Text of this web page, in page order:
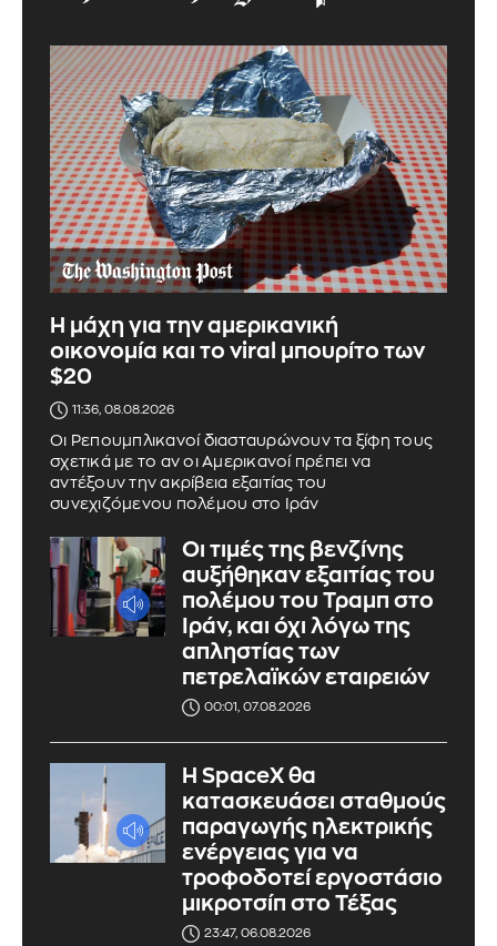
Η μάχη για την αμερικανική
οικονομία και το viral μπουρίτο των
$20
11:36, 08.08.2026
Οι Ρεπουμπλικανοί διασταυρώνουν τα ξίφη τους
σχετικά με το αν οι Αμερικανοί πρέπει να
αντέξουν την ακρίβεια εξαιτίας του
συνεχιζόμενου πολέμου στο Ιράν
Οι τιμές της βενζίνης
αυξήθηκαν εξαιτίας του
πολέμου του Τραμπ στο
Ιράν, και όχι λόγω της
απληστίας των
πετρελαϊκών εταιρειών
00:01, 07.08.2026
Η SpaceX θα
κατασκευάσει σταθμούς
παραγωγής ηλεκτρικής
ενέργειας για να
τροφοδοτεί εργοστάσιο
μικροτσίπ στο Τέξας
23:47, 06.08.2026